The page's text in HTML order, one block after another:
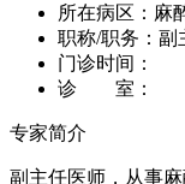
所在病区： 麻
职称/职务： 副
门诊时间：
诊 室：
专家简介
副主任医师，从事